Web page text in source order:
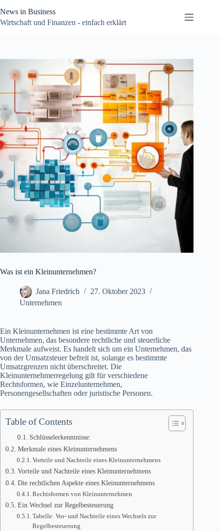
Inhalt
springen
News in Business
Wirtschaft und Finanzen - einfach erklärt
Was ist ein Kleinunternehmen?
Jana Friedrich
27. Oktober 2023
Unternehmen
Ein Kleinunternehmen ist eine bestimmte Art von
Unternehmen, das besondere rechtliche und steuerliche
Merkmale aufweist. Es handelt sich um ein Unternehmen, das
von der Umsatzsteuer befreit ist, solange es bestimmte
Umsatzgrenzen nicht überschreitet. Die
Kleinunternehmerregelung gilt für verschiedene
Rechtsformen, wie Einzelunternehmen,
Personengesellschaften oder juristische Personen.
Table of Contents
Schlüsselerkenntnisse:
Merkmale eines Kleinunternehmens
Vorteile und Nachteile eines Kleinunternehmens
Vorteile und Nachteile eines Kleinunternehmens
Die rechtlichen Aspekte eines Kleinunternehmens
Rechtsformen von Kleinunternehmen
Ein Wechsel zur Regelbesteuerung
Tabelle: Vor- und Nachteile eines Wechsels zur
Regelbesteuerung